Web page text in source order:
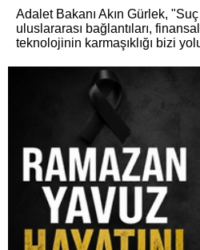
Adalet Bakanı Akın Gürlek,
uluslararası bağlantıları,
teknolojinin karmaşıklığı bizi